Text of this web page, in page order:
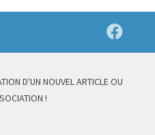
D'UN NOUVEL ARTICLE OU
!